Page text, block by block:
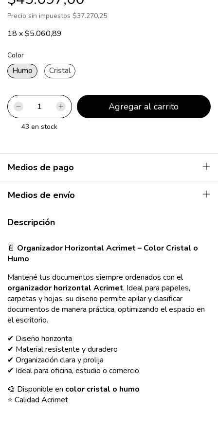
Precio sin impuestos $37.270,25
18 x$5.060,89
Color
Humo Cristal
43 en stock
Medios de pago
Medios de envío
Descripción
📄 Organizador Horizontal Acrimet – Color Cristal o
Humo
Mantené tus documentos siempre ordenados con el
organizador horizontal Acrimet. Ideal para papeles,
carpetas y hojas, su diseño permite apilar y clasificar
documentos de manera práctica, optimizando el espacio en
el escritorio.
✔ Diseño horizonta
✔ Material resistente y duradero
✔ Organización clara y prolija
✔ Ideal para oficina, estudio o comercio
🎨 Disponible en color cristal o humo
⭐ Calidad Acrimet